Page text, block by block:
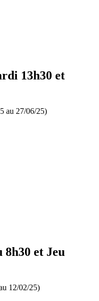
13h30 et
au 27/06/25)
8h30 et Jeu
12/02/25)